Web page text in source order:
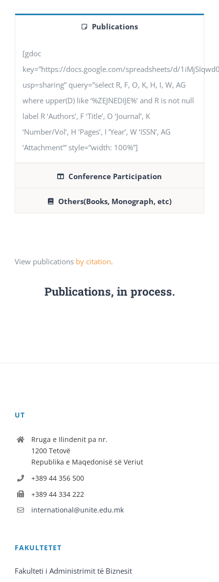
Publications
[gdoc
key=”https://docs.google.com/spreadsheets/d/
usp=sharing” query=”select R, F, O, K, H, I, W, AG
where upper(D) like ‘%ZEJNEDIJE%’ and R is not null
label R ‘Authors’, F ‘Title’, O ‘Journal’, K
‘Number/Vol’, H ‘Pages’, I ‘Year’, W ‘ISSN’, AG
‘Attachment'” style=”width: 100%”]
Conference Participation
Others(Books, Monograph, etc)
View publications by citation.
Publications, in process.
UT
Rruga e Ilindenit pa nr.
1200 Tetovë
Republika e Maqedonisë së Veriut
+389 44 356 500
+389 44 334 222
international@unite.edu.mk
FAKULTETET
Fakulteti i Administrimit të Biznesit